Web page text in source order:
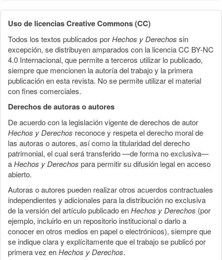
Uso de licencias Creative Commons (CC)
Todos los textos publicados porHechos y Derechos sin
excepción, se distribuyen amparados con la licencia CC BY-NC
4.0 Internacional, que permite a terceros utilizar lo publicado,
siempre que mencionen la autoría del trabajo y la primera
publicación en esta revista. No se permite utilizar el material
con fines comerciales.
Derechos de autoras o autores
De acuerdo con la legislación vigente de derechos de autor
Hechos y Derechos reconoce y respeta el derecho moral de
las autoras o autores, así como la titularidad del derecho
patrimonial, el cual será transferido —de forma no exclusiva—
aHechos y Derechos para permitir su difusión legal en acceso
abierto.
Autoras o autores pueden realizar otros acuerdos contractuales
independientes y adicionales para la distribución no exclusiva
de la versión del artículo publicado enHechos y Derechos (por
ejemplo, incluirlo en un repositorio institucional o darlo a
conocer en otros medios en papel o electrónicos), siempre que
se indique clara y explícitamente que el trabajo se publicó por
primera vez enHechos y Derechos.